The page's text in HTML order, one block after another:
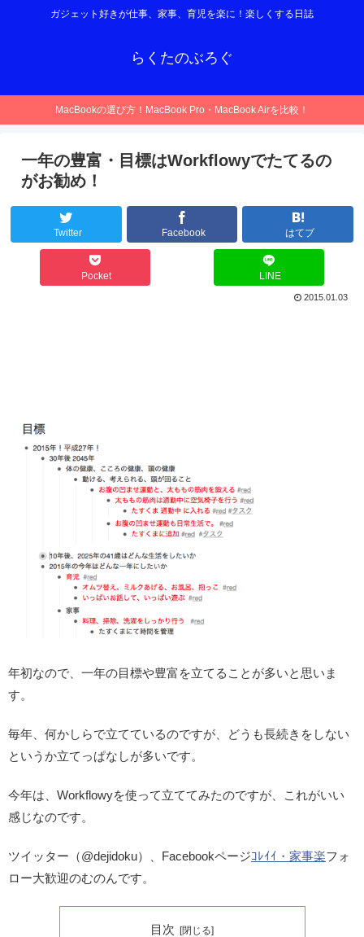
ガジェット好きが仕事、家事、育児を楽に！楽しくする日誌
らくたのぶろぐ
MacBookの選び方！MacBook Pro・MacBook Airを比較！
一年の豊富・目標はWorkflowyでたてるの
がお勧め！
Twitter Facebook はてブ
Pocket LINE
2015.01.03
年初なので、一年の目標や豊富を立てることが多いと思いま
す。
毎年、何かしらで立てているのですが、どうも長続きをしない
というか立てっぱなしが多いです。
今年は、Workflowyを使って立ててみたのですが、これがいい
感じなのです。
ツイッター（@dejidoku）、Facebookページｺﾚｲｲ・家事楽フォ
ロー大歓迎のむのんです。
目次